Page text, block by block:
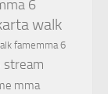
6
walk
famemma 6
stream
mma